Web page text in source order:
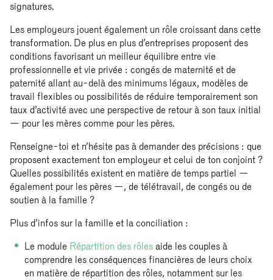
signatures.
Les employeurs jouent également un rôle croissant dans cette
transformation. De plus en plus d’entreprises proposent des
conditions favorisant un meilleur équilibre entre vie
professionnelle et vie privée : congés de maternité et de
paternité allant au-delà des minimums légaux, modèles de
travail flexibles ou possibilités de réduire temporairement son
taux d’activité avec une perspective de retour à son taux initial
— pour les mères comme pour les pères.
Renseigne-toi et n’hésite pas à demander des précisions : que
proposent exactement ton employeur et celui de ton conjoint ?
Quelles possibilités existent en matière de temps partiel —
également pour les pères —, de télétravail, de congés ou de
soutien à la famille ?
Plus d’infos sur la famille et la conciliation :
Le module Répartition des rôles aide les couples à
comprendre les conséquences financières de leurs choix
en matière de répartition des rôles, notamment sur les